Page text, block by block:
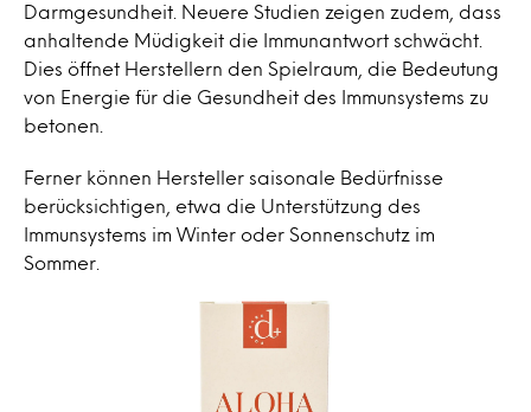
Darmgesundheit. Neuere Studien zeigen zudem, dass
anhaltende Müdigkeit die Immunantwort schwächt.
Dies öffnet Herstellern den Spielraum, die Bedeutung
von Energie für die Gesundheit des Immunsystems zu
betonen.
Ferner können Hersteller saisonale Bedürfnisse
berücksichtigen, etwa die Unterstützung des
Immunsystems im Winter oder Sonnenschutz im
Sommer.